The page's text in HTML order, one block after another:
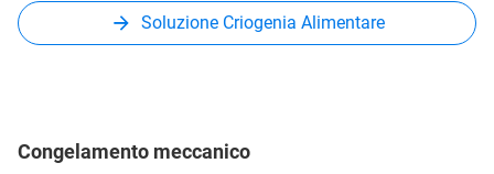
Soluzione Criogenia Alimentare
Congelamento meccanico